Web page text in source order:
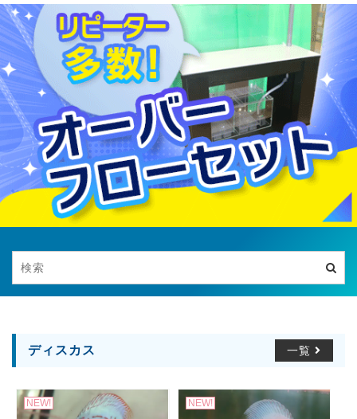
ディスカス 一覧
NEW! NEW!